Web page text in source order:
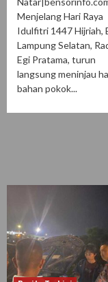
Menjelang Hari Raya
Idulfitri 1447 Hijriah,
Lampung Selatan,
Egi Pratama, turun
langsung meninjau
bahan pokok...